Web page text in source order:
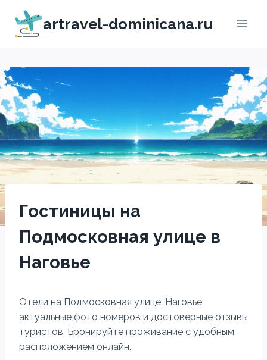
Перейти
содержимому
artravel-dominicana.ru
Гостиницы на
Подмосковная улице в
Наговье
Отели на Подмосковная улице, Наговье:
актуальные фото номеров и достоверные отзывы
туристов. Бронируйте проживание с удобным
расположением онлайн.